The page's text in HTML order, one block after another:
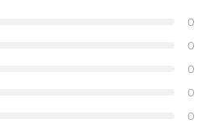
0
0
0
0
0